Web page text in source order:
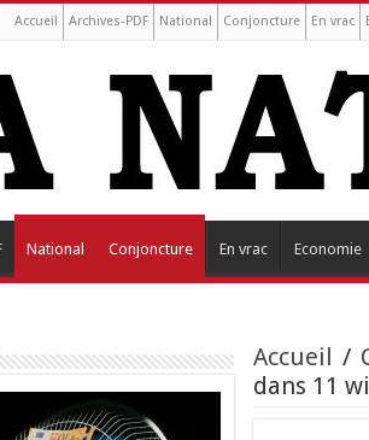
Accueil Archives-PDF National Conjoncture En vrac
National Conjoncture En vrac Economie
Accueil /
dans 11